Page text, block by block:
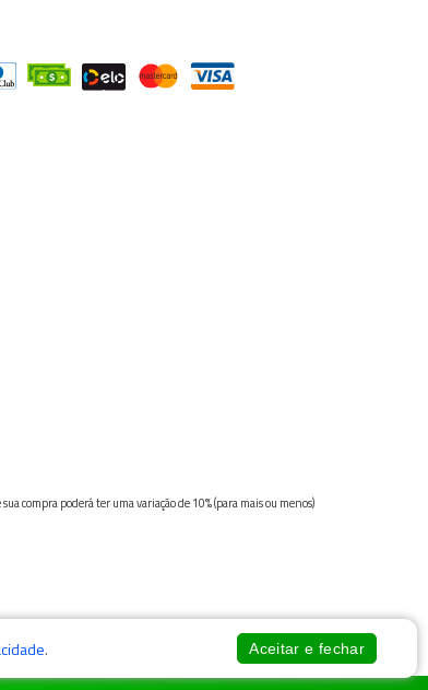
compra poderá ter uma variação de 10% (para mais ou menos)
. Aceitar e fechar